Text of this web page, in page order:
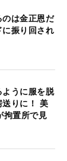
は金正恩だ
振り回され
ように服を脱
送りに！ 美
拘置所で見